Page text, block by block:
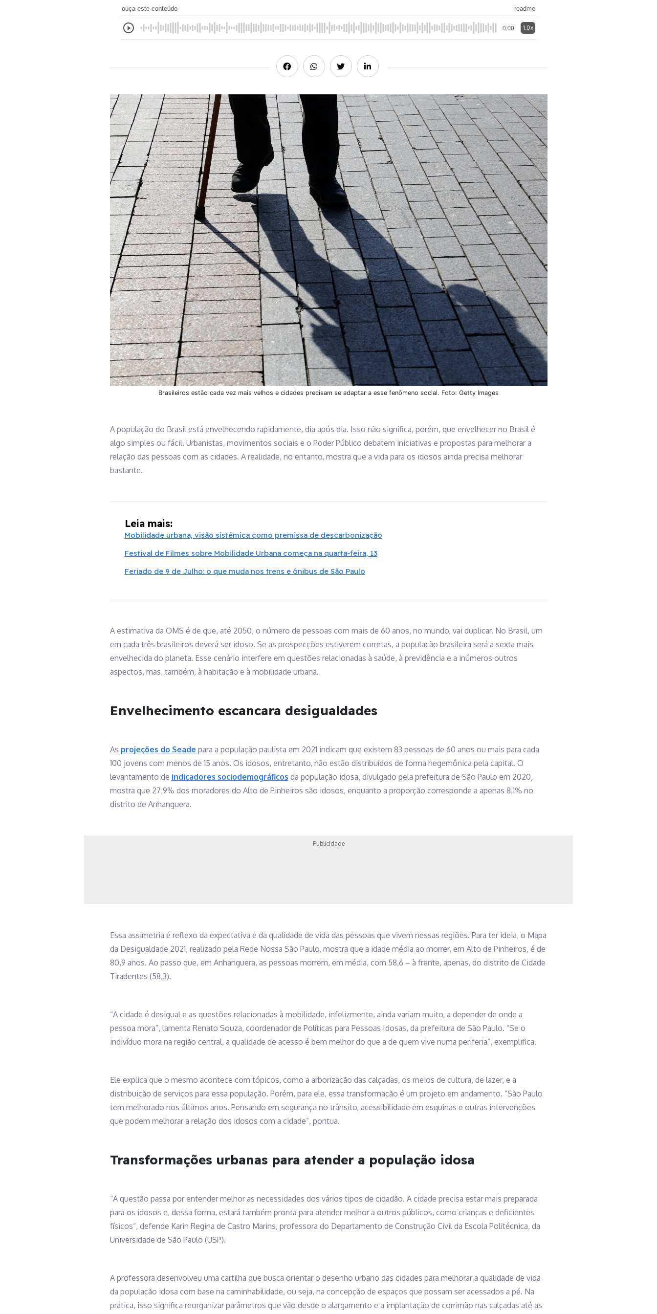
ouça este conteúdo readme
0:00 1.0x
Brasileiros estão cada vez mais velhos e cidades precisam se adaptar a esse fenômeno social. Foto: Getty Images
A população do Brasil está envelhecendo rapidamente, dia após dia. Isso não significa, porém, que envelhecer no Brasil é
algo simples ou fácil. Urbanistas, movimentos sociais e o Poder Público debatem iniciativas e propostas para melhorar a
relação das pessoas com as cidades. A realidade, no entanto, mostra que a vida para os idosos ainda precisa melhorar
bastante.
Leia mais:
Mobilidade urbana, visão sistêmica como premissa de descarbonização
Festival de Filmes sobre Mobilidade Urbana começa na quarta-feira, 13
Feriado de 9 de Julho: o que muda nos trens e ônibus de São Paulo
A estimativa da OMS é de que, até 2050, o número de pessoas com mais de 60 anos, no mundo, vai duplicar. No Brasil, um
em cada três brasileiros deverá ser idoso. Se as prospecções estiverem corretas, a população brasileira será a sexta mais
envelhecida do planeta. Esse cenário interfere em questões relacionadas à saúde, à previdência e a inúmeros outros
aspectos, mas, também, à habitação e à mobilidade urbana.
Envelhecimento escancara desigualdades
As projeções do Seade para a população paulista em 2021 indicam que existem 83 pessoas de 60 anos ou mais para cada
100 jovens com menos de 15 anos. Os idosos, entretanto, não estão distribuídos de forma hegemônica pela capital. O
levantamento de indicadores sociodemográficos da população idosa, divulgado pela prefeitura de São Paulo em 2020,
mostra que 27,9% dos moradores do Alto de Pinheiros são idosos, enquanto a proporção corresponde a apenas 8,1% no
distrito de Anhanguera.
Publicidade
Essa assimetria é reflexo da expectativa e da qualidade de vida das pessoas que vivem nessas regiões. Para ter ideia, o Mapa
da Desigualdade 2021, realizado pela Rede Nossa São Paulo, mostra que a idade média ao morrer, em Alto de Pinheiros, é de
80,9 anos. Ao passo que, em Anhanguera, as pessoas morrem, em média, com 58,6 – à frente, apenas, do distrito de Cidade
Tiradentes (58,3).
“A cidade é desigual e as questões relacionadas à mobilidade, infelizmente, ainda variam muito, a depender de onde a
pessoa mora”, lamenta Renato Souza, coordenador de Políticas para Pessoas Idosas, da prefeitura de São Paulo. “Se o
indivíduo mora na região central, a qualidade de acesso é bem melhor do que a de quem vive numa periferia”, exemplifica.
Ele explica que o mesmo acontece com tópicos, como a arborização das calçadas, os meios de cultura, de lazer, e a
distribuição de serviços para essa população. Porém, para ele, essa transformação é um projeto em andamento. “São Paulo
tem melhorado nos últimos anos. Pensando em segurança no trânsito, acessibilidade em esquinas e outras intervenções
que podem melhorar a relação dos idosos com a cidade”, pontua.
Transformações urbanas para atender a população idosa
“A questão passa por entender melhor as necessidades dos vários tipos de cidadão. A cidade precisa estar mais preparada
para os idosos e, dessa forma, estará também pronta para atender melhor a outros públicos, como crianças e deficientes
físicos”, defende Karin Regina de Castro Marins, professora do Departamento de Construção Civil da Escola Politécnica, da
Universidade de São Paulo (USP).
A professora desenvolveu uma cartilha que busca orientar o desenho urbano das cidades para melhorar a qualidade de vida
da população idosa com base na caminhabilidade, ou seja, na concepção de espaços que possam ser acessados a pé. Na
prática, isso significa reorganizar parâmetros que vão desde o alargamento e a implantação de corrimão nas calçadas até as